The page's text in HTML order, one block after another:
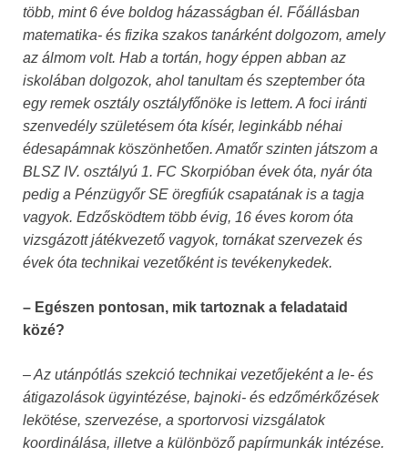
több, mint 6 éve boldog házasságban él. Főállásban
matematika- és fizika szakos tanárként dolgozom, amely
az álmom volt. Hab a tortán, hogy éppen abban az
iskolában dolgozok, ahol tanultam és szeptember óta
egy remek osztály osztályfőnöke is lettem. A foci iránti
szenvedély születésem óta kísér, leginkább néhai
édesapámnak köszönhetően. Amatőr szinten játszom a
BLSZ IV. osztályú 1. FC Skorpióban évek óta, nyár óta
pedig a Pénzügyőr SE öregfiúk csapatának is a tagja
vagyok. Edzősködtem több évig, 16 éves korom óta
vizsgázott játékvezető vagyok, tornákat szervezek és
évek óta technikai vezetőként is tevékenykedek.
– Egészen pontosan, mik tartoznak a feladataid
közé?
– Az utánpótlás szekció technikai vezetőjeként a le- és
átigazolások ügyintézése, bajnoki- és edzőmérkőzések
lekötése, szervezése, a sportorvosi vizsgálatok
koordinálása, illetve a különböző papírmunkák intézése.